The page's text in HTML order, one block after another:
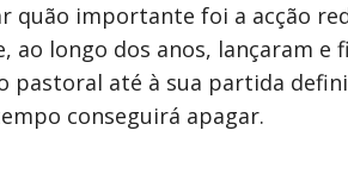
importante foi a acção
ao longo dos anos, lançaram
pastoral até à sua partida
conseguirá apagar.